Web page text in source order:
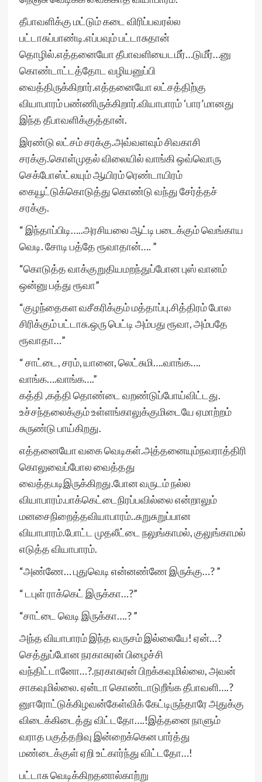
தீபாவளிக்கு மட்டும் கடை விரிப்பவரல்ல
பட்டாசுப்பாண்டி.எப்பவும் பட்டாசுதான்
தொழில்.எத்தனையோ தீபாவளியைடமீர்…டுமீர்…னு
கொண்டாட்டத்தோட வழியனுப்பி
வைத்திருக்கிறார்.எத்தனையோ லட்சத்திற்கு
வியாபாரம் பண்ணிருக்கிறார்.வியாபாரம் ‘பார’மானது
இந்த தீபாவளிக்குத்தான்.
இரண்டு லட்சம் சரக்கு.அவ்வளவும் சிவகாசி
சரக்கு.கொள்முதல் விலையில் வாங்கி ஒவ்வொரு
செக்போஸ்ட்லயும் ஆயிரம் ரெண்டாயிரம்
கையூட்டுக்கொடுத்து கொண்டு வந்து சேர்த்தச்
சரக்கு.
“ இந்தாப்பிடி…..அரசியலை ஆட்டி படைக்கும் வெங்காய
வெடி. சோடி பத்தே ரூவாதான்…. ”
“கொடுத்த வாக்குறுதியமறந்துப்போன புஸ் வானம்
ஒன்னு பத்து ரூவா”
“குழந்தைகள வசீகரிக்கும் மத்தாப்பு.சித்திரம் போல
சிரிக்கும் பட்டாசு.ஒரு பெட்டி அம்பது ரூவா, அம்பதே
ரூவாதா…”
“ சாட்டை, சரம், யானை, லெட்சுமி….வாங்க….
வாங்க….வாங்க….”
கத்தி ,கத்தி தொண்டை வறண்டுப்போய்விட்டது.
உச்சந்தலைக்கும் உள்ளங்காலுக்குமிடையே ஏமாற்றம்
சுருண்டு பாய்கிறது.
எத்தனையோ வகை வெடிகள்.அத்தனையும்நவராத்திரி
கொலுவைப்போல வைத்தது
வைத்தபடிஇருக்கிறது.போன வருடம் நல்ல
வியாபாரம்.பாக்கெட்டைநிரப்பவில்லை என்றாலும்
மனசைநிறைத்தவியாபாரம்..சுறுசுறுப்பான
வியாபாரம்.போட்ட முதலீட்டை நலுங்காமல், குலுங்காமல்
எடுத்த வியாபாரம்.
“அண்ணே… புதுவெடி என்னண்ணே இருக்கு…? ”
“ டபுள் ராக்கெட் இருக்கா…?”
“சாட்டை வெடி இருக்கா….? ”
அந்த வியாபாரம் இந்த வருசம் இல்லையே! ஏன்…?
செத்துப்போன நரகாசுரன் பிழைச்சி
வந்திட்டானோ…?.நரகாசுரன் பிறக்கவுமில்லை, அவன்
சாகவுமில்லை. ஏன்டா கொண்டாடுறீங்க தீபாவளி….?
னுஈரோட்டுக்கிழவன்கேள்விக் கேட்டிருந்தாரே அதுக்கு
விடைக்கிடைத்து விட்டதோ….!இத்தனை நாளும்
வராத பகுத்தறிவு இன்றைக்கென பார்த்து
மண்டைக்குள் ஏறி உட்கார்ந்து விட்டதோ…!
பட்டாசு வெடிக்கிறதனால்காற்று